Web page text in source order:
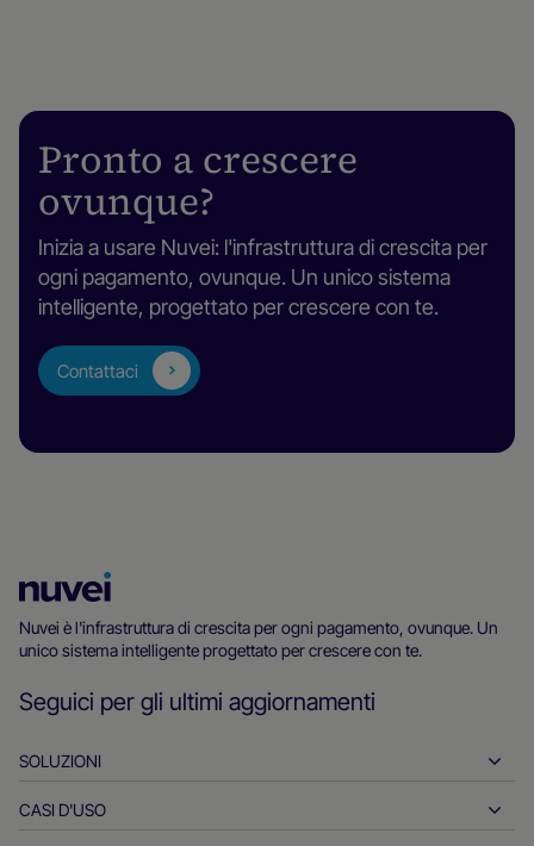
Pronto a crescere
ovunque?
Inizia a usare Nuvei: l'infrastruttura di crescita per
ogni pagamento, ovunque. Un unico sistema
intelligente, progettato per crescere con te.
Contattaci
di
Nuvei
Nuvei è l'infrastruttura di crescita per ogni pagamento, ovunque. Un
unico sistema intelligente progettato per crescere con te.
Seguici per gli ultimi aggiornamenti
SOLUZIONI
Pagamenti in entrata
CASI D'USO